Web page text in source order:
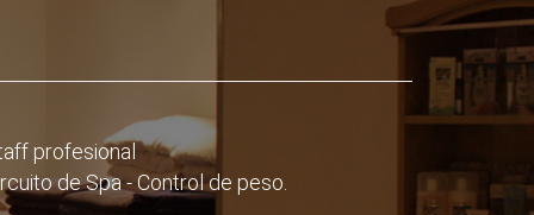
profesional
de Spa - Control de peso.